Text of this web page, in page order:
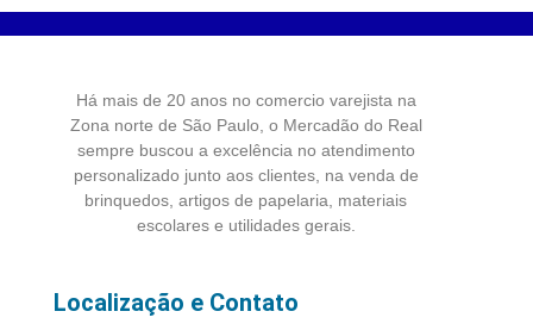
Há mais de 20 anos no comercio varejista na
Zona norte de São Paulo, o Mercadão do Real
sempre buscou a excelência no atendimento
personalizado junto aos clientes, na venda de
brinquedos, artigos de papelaria, materiais
escolares e utilidades gerais.
Localização e Contato